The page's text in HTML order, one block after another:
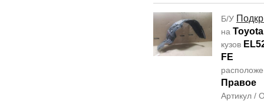
Б/У
на
кузов
FE
Правое
Артикул /